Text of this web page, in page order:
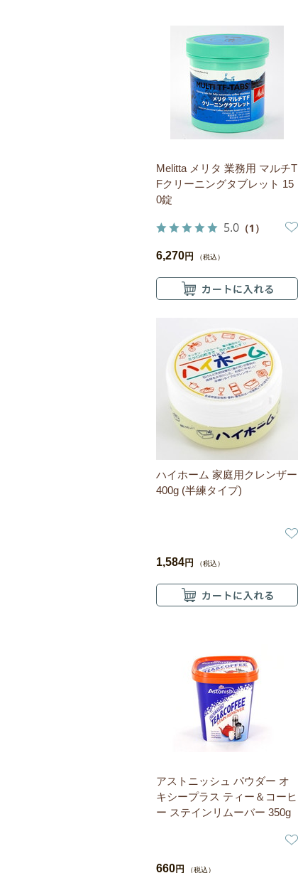
Melitta メリタ 業務用 マルチT
Fクリーニングタブレット 15
0錠
5.0 （1）
6,270円 （税込）
ハイホーム 家庭用クレンザー
400g (半練タイプ)
1,584円 （税込）
アストニッシュ パウダー オ
キシープラス ティー＆コーヒ
ー ステインリムーバー 350g
660円 （税込）